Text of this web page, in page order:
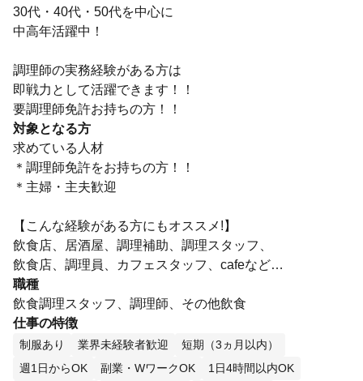
30代・40代・50代を中心に
中高年活躍中！
調理師の実務経験がある方は
即戦力として活躍できます！！
要調理師免許お持ちの方！！
対象となる方
求めている人材
＊調理師免許をお持ちの方！！
＊主婦・主夫歓迎
【こんな経験がある方にもオススメ!】
飲食店、居酒屋、調理補助、調理スタッフ、
飲食店、調理員、カフェスタッフ、cafeなど…
職種
飲食調理スタッフ、調理師、その他飲食
仕事の特徴
制服あり 業界未経験者歓迎
短期（3ヵ月以内）
週1日からOK
副業・WワークOK
1日4時間以内OK